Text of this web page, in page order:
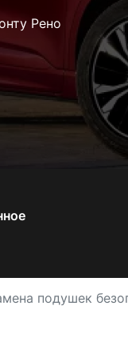
Рено
подушек